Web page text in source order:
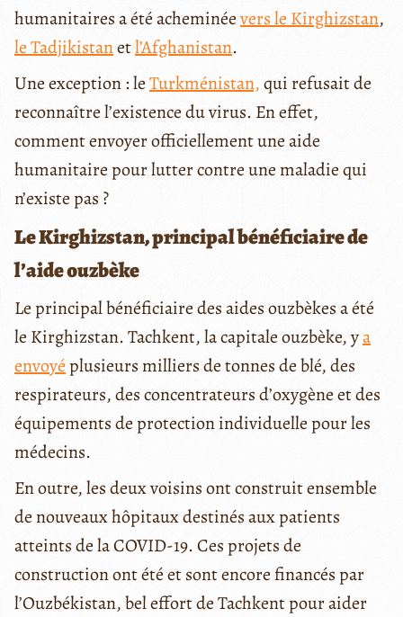
humanitaires a été acheminéevers le Kirghizstan,
le Tadjikistanetl’Afghanistan.
Une exception : leTurkménistan,qui refusait de
reconnaître l’existence du virus. En effet,
comment envoyer officiellement une aide
humanitaire pour lutter contre une maladie qui
n’existe pas ?
Le Kirghizstan, principal bénéficiaire de
l’aide ouzbèke
Le principal bénéficiaire des aides ouzbèkes a été
le Kirghizstan. Tachkent, la capitale ouzbèke, ya
envoyéplusieurs milliers de tonnes de blé, des
respirateurs, des concentrateurs d’oxygène et des
équipements de protection individuelle pour les
médecins.
En outre, les deux voisins ont construit ensemble
de nouveaux hôpitaux destinés aux patients
atteints de la COVID-19. Ces projets de
construction ont été et sont encore financés par
l’Ouzbékistan, bel effort de Tachkent pour aider